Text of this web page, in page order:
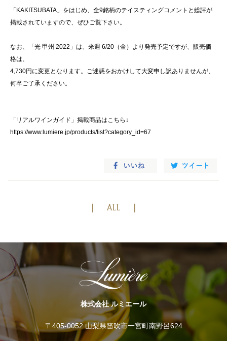
「KAKITSUBATA」をはじめ、全9銘柄のテイスティングコメントと総評が
掲載されていますので、ぜひご覧下さい。
なお、「光 甲州 2022」は、来週 6/20（金）より発売予定ですが、販売価
格は、
4,730円に変更となります。ご迷惑をおかけして大変申し訳ありませんが、
何卒ご了承ください。
「リアルワインガイド」掲載商品はこちら↓
https://www.lumiere.jp/products/list?category_id=67
ALL
株式会社 ルミエール
〒405-0052 山梨県笛吹市一宮町南野呂624